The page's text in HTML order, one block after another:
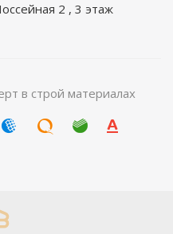
2 , 3 этаж
в строй материалах